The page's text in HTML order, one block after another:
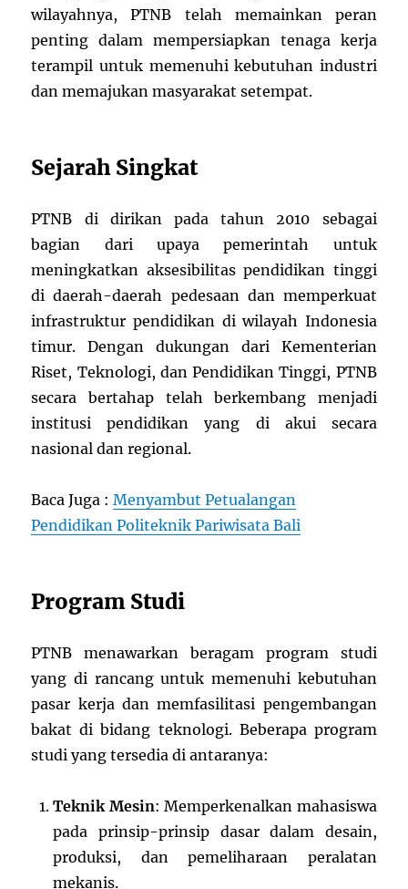
wilayahnya, PTNB telah memainkan peran
penting dalam mempersiapkan tenaga kerja
terampil untuk memenuhi kebutuhan industri
dan memajukan masyarakat setempat.
Sejarah Singkat
PTNB di dirikan pada tahun 2010 sebagai
bagian dari upaya pemerintah untuk
meningkatkan aksesibilitas pendidikan tinggi
di daerah-daerah pedesaan dan memperkuat
infrastruktur pendidikan di wilayah Indonesia
timur. Dengan dukungan dari Kementerian
Riset, Teknologi, dan Pendidikan Tinggi, PTNB
secara bertahap telah berkembang menjadi
institusi pendidikan yang di akui secara
nasional dan regional.
Baca Juga :Menyambut Petualangan
Pendidikan Politeknik Pariwisata Bali
Program Studi
PTNB menawarkan beragam program studi
yang di rancang untuk memenuhi kebutuhan
pasar kerja dan memfasilitasi pengembangan
bakat di bidang teknologi. Beberapa program
studi yang tersedia di antaranya:
Teknik Mesin: Memperkenalkan mahasiswa
pada prinsip-prinsip dasar dalam desain,
produksi, dan pemeliharaan peralatan
mekanis.